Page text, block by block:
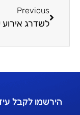
Previous
הירשמו לקבל